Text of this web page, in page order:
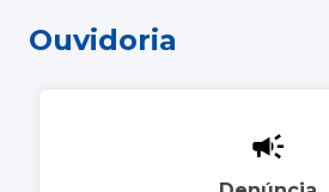
Ouvidoria